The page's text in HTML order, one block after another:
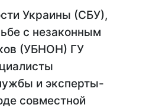
Украины (СБУ),
с незаконным
(УБНОН) ГУ
и эксперты-
совместной